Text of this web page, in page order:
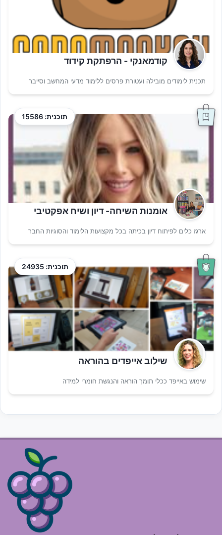
קודמאנקי - הרפתקת קידוד
תכנית לימודים מובילה ועטורת פרסים ללימוד מדעי המחשב וסייבר
תוכנית: 15586
אומנות השיחה- דיון ושיח אפקטיבי
ארגז כלים לפיתוח דיון בכיתה בכל מקצועות הלימוד והסוגיות החבר
תוכנית: 24935
שילוב אייפדים בהוראה
שימוש באייפד ככלי תומך הוראה והנגשת חומרי למידה